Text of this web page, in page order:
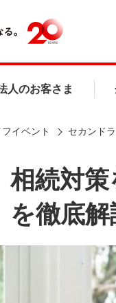
人のお客さま
イベント セカンド
相続対
を徹底解